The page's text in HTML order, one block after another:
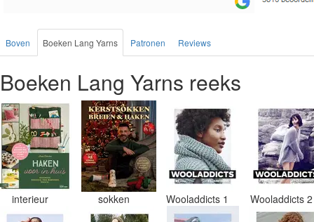
Boven Boeken Lang Yarns Patronen Reviews
Boeken Lang Yarns reeks
interieur sokken Wooladdicts 1 Wooladdicts